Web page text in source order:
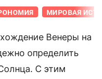
МИРОВАЯ
Венеры на
определить
С этим